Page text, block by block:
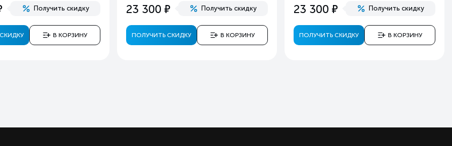
Есть
Есть
3 года
Получить скидку
В КОРЗИНУ
23 300 е Получить скидку
ПОЛУЧИТЬ СКИДКУ В КОРЗИНУ
23 300 е Получить скидку
ПОЛУЧИТЬ СКИДКУ В КОРЗИНУ